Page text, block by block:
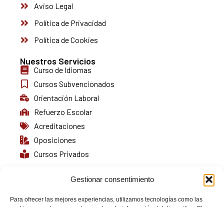
Gestionar consentimiento
Para ofrecer las mejores experiencias, utilizamos tecnologías como las
Aviso Legal
Política de Privacidad
Política de Cookies
Nuestros Servicios
Curso de Idiomas
Cursos Subvencionados
Orientación Laboral
Refuerzo Escolar
Acreditaciones
Oposiciones
Cursos Privados